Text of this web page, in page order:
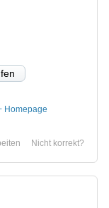
Homepage
Nicht korrekt?